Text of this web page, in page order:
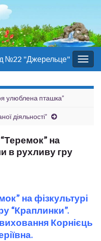
№22 "Джерельце"
улюблена пташка”
діяльності”
на
в рухливу гру
на фізкультурі
“Краплинки”.
Корнієць